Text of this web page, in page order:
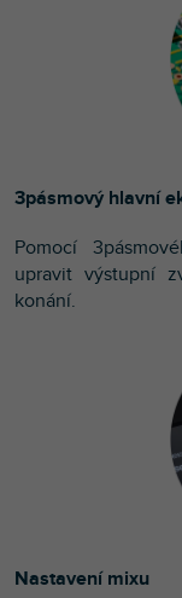
3pásmový hlavní
Pomocí
upravit výstupní
konání.
Nastavení mixu